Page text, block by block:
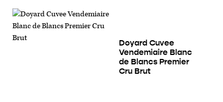
Doyard Cuvee
Vendemiaire Blanc
de Blancs Premier
Cru Brut